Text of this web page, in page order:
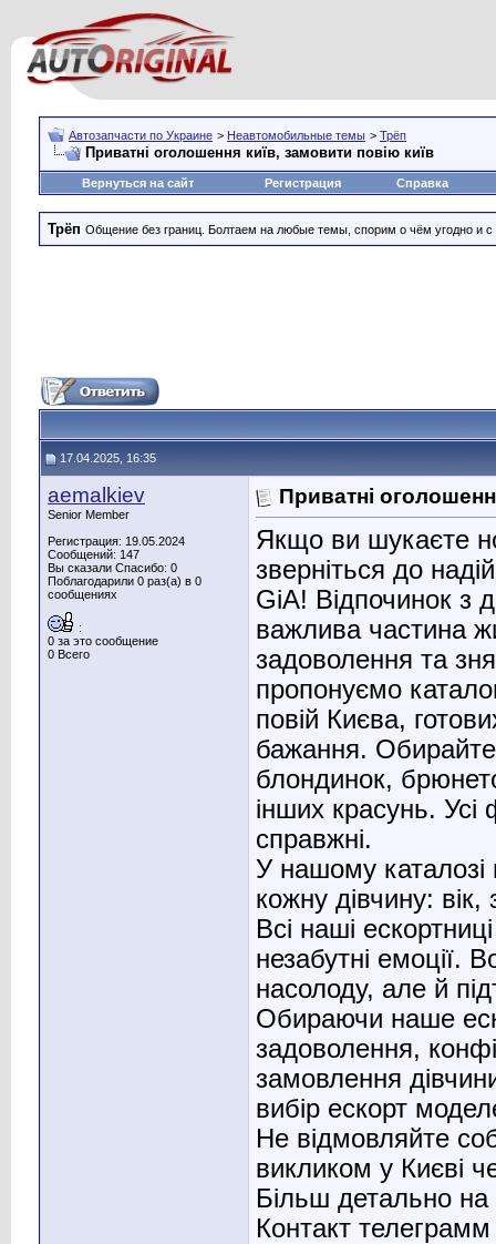
Автозапчасти по Украине > Неавтомобильные темы > Трёп
Приватні оголошення київ, замовити повію київ
Вернуться на сайт Регистрация Справка
Трёп Общение без границ. Болтаем на любые темы, спорим о чём угодно и
17.04.2025, 16:35
aemalkiev
Senior Member
Регистрация: 19.05.2024
Сообщений: 147
Вы сказали Спасибо: 0
Поблагодарили 0 раз(а) в 0
сообщениях
:
0 за это сообщение
0 Всего
Приватні
Якщо ви шукаєте
зверніться до
GiA! Відпочинок з
важлива частина
задоволення та
пропонуємо
повій Києва,
бажання.
блондинок,
інших красунь. Усі
справжні.
У нашому каталозі
кожну дівчину: вік,
Всі наші
незабутні емоції.
насолоду, але й
Обираючи наше
задоволення,
замовлення
вибір ескорт
Не відмовляйте
викликом у Києві
Більш детально
Контакт